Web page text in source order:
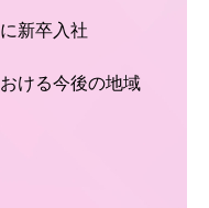
新卒入社
ける今後の地域